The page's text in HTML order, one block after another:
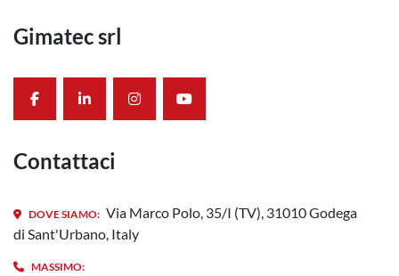
Gimatec srl
facebooklinkedininstagramyoutube
Contattaci
DOVE SIAMO: Via Marco Polo, 35/I (TV), 31010 Godega
di Sant'Urbano, Italy
MASSIMO: